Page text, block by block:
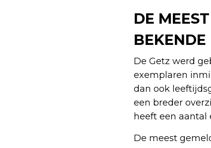
DE
De Getz werd
exemplaren
dan ook
een breder
heeft een
De meest